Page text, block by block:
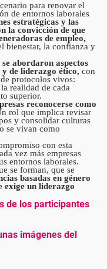
para renovar el
de entornos laborales
estratégicas y las
la convicción de que
de empleo,
bienestar, la confianza y
abordaron aspectos
de liderazgo ético, con
protocolos vivos:
realidad de cada
superior.
reconocerse como
rol que implica revisar
y consolidar culturas
se vivan como
con esta
vez más empresas
entornos laborales.
se forman, que se
basadas en género
exige un liderazgo
de los participantes
imágenes del